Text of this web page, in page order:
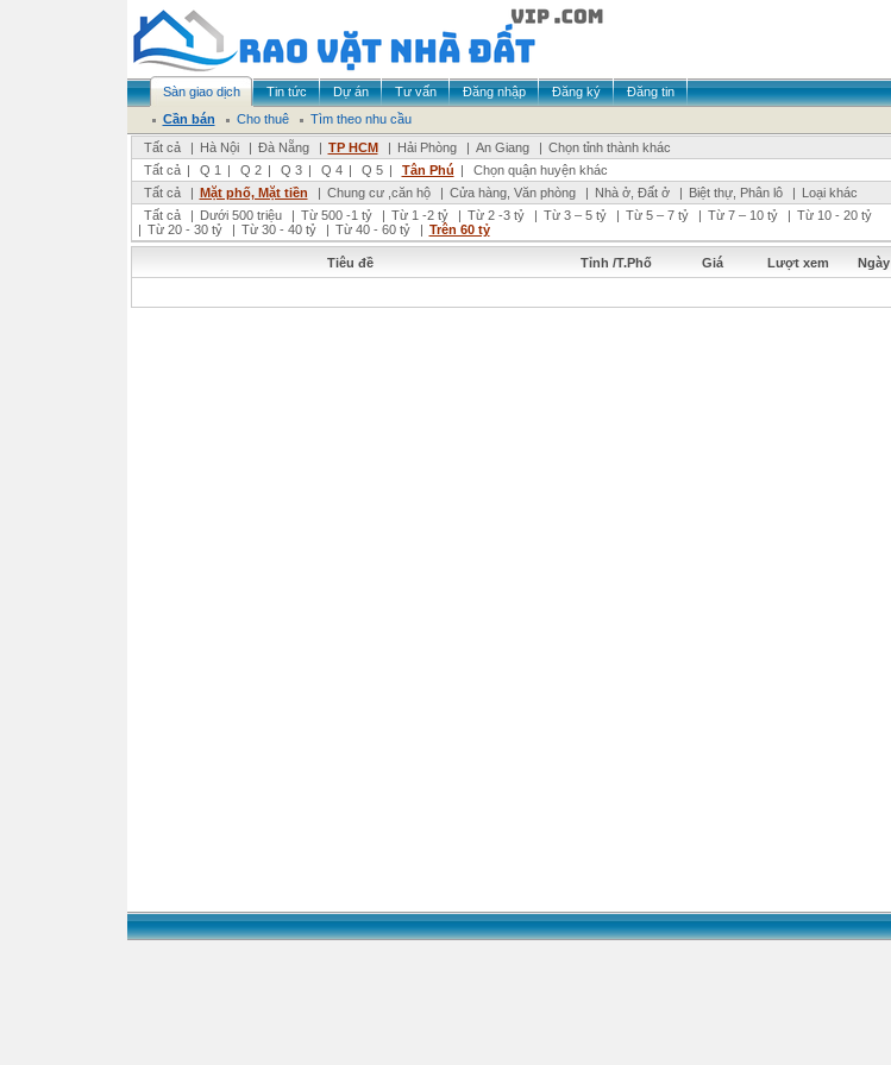
Sàn giao dịch Tin tức Dự án Tư vấn Đăng nhập Đăng ký
Đăng tin
Cần bán
Cho thuê
Tìm theo nhu cầu
Tất cả
| Hà Nội | Đà Nẵng | TP HCM | Hải Phòng | An Giang | Chọn tỉnh thành khác
Tất cả | Q 1 | Q 2 | Q 3 | Q 4 | Q 5 | Tân Phú |
Chọn quận huyện khác
Tất cả
| Mặt phố, Mặt tiền | Chung cư ,căn hộ | Cửa hàng, Văn phòng | Nhà ở, Đất ở | Biệt thự, Phân lô | Loại khác
Tất cả
| Dưới 500 triệu | Từ 500 -1 tỷ | Từ 1 -2 tỷ | Từ 2 -3 tỷ | Từ 3 – 5 tỷ | Từ 5 – 7 tỷ | Từ 7 – 10 tỷ | Từ 10 - 20 tỷ
| Từ 20 - 30 tỷ | Từ 30 - 40 tỷ | Từ 40 - 60 tỷ | Trên 60 tỷ
Tiêu đề Tỉnh /T.Phố Giá Lượt xem Ngày